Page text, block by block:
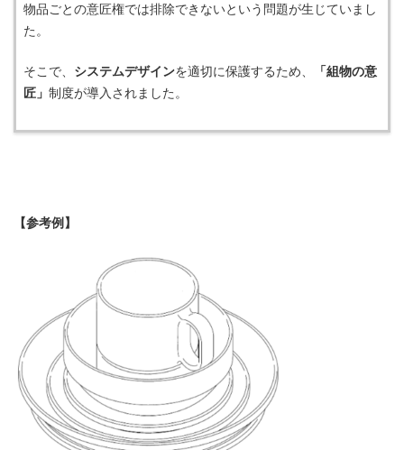
物品ごとの意匠権では排除できないという問題が生じていまし
た。
そこで、 システムデザインを適切に保護するため、
「組物の意
匠」 制度が導入されました。
【参考例】